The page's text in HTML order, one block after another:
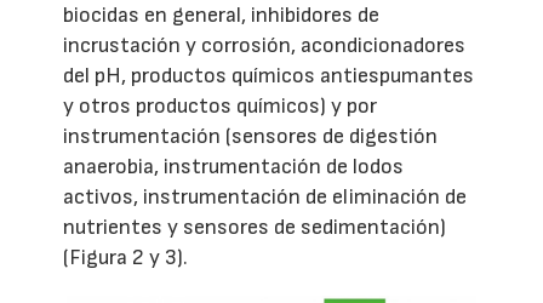
biocidas en general, inhibidores de
incrustación y corrosión, acondicionadores
del pH, productos químicos antiespumantes
y otros productos químicos) y por
instrumentación (sensores de digestión
anaerobia, instrumentación de lodos
activos, instrumentación de eliminación de
nutrientes y sensores de sedimentación)
(Figura 2 y 3).